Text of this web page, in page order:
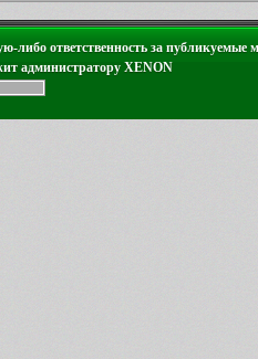
либо ответственность за публикуемые
администратору XENON